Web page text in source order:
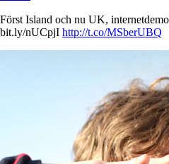
Först Island och nu UK,
bit.ly/nUCpjI http://t.co/MSberUBQ